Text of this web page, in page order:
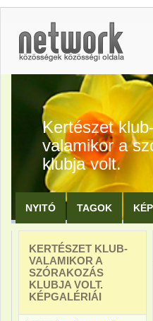
Kertészet klub-
valamikor a
klubja volt.
NYITÓ TAGOK
KERTÉSZET KLUB-
VALAMIKOR A
SZÓRAKOZÁS
KLUBJA VOLT.
KÉPGALÉRIÁI